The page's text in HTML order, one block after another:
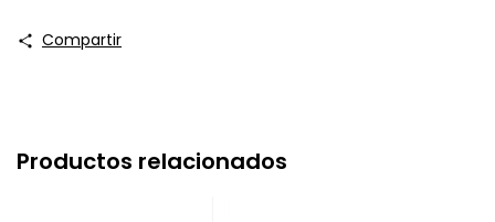
Compartir
Productos relacionados